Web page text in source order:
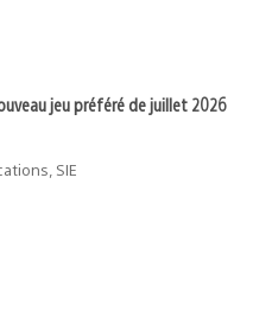
jeu préféré de juillet 2026
SIE